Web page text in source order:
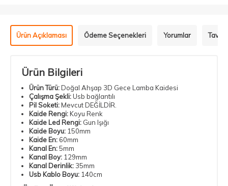
Ürün Açıklaması Ödeme Seçenekleri Yorumlar
Ürün Bilgileri
Ürün Türü:Doğal Ahşap 3D Gece Lamba Kaidesi
Çalışma Şekli:Usb bağlantılı
Pil Soketi:Mevcut DEĞİLDİR.
Kaide Rengi:Koyu Renk
Kaide Led Rengi: Gun Işığı
Kaide Boyu: 150mm
Kaide En: 60mm
Kanal En:5mm
Kanal Boy: 129mm
Kanal Derinlik: 35mm
Usb Kablo Boyu: 140cm